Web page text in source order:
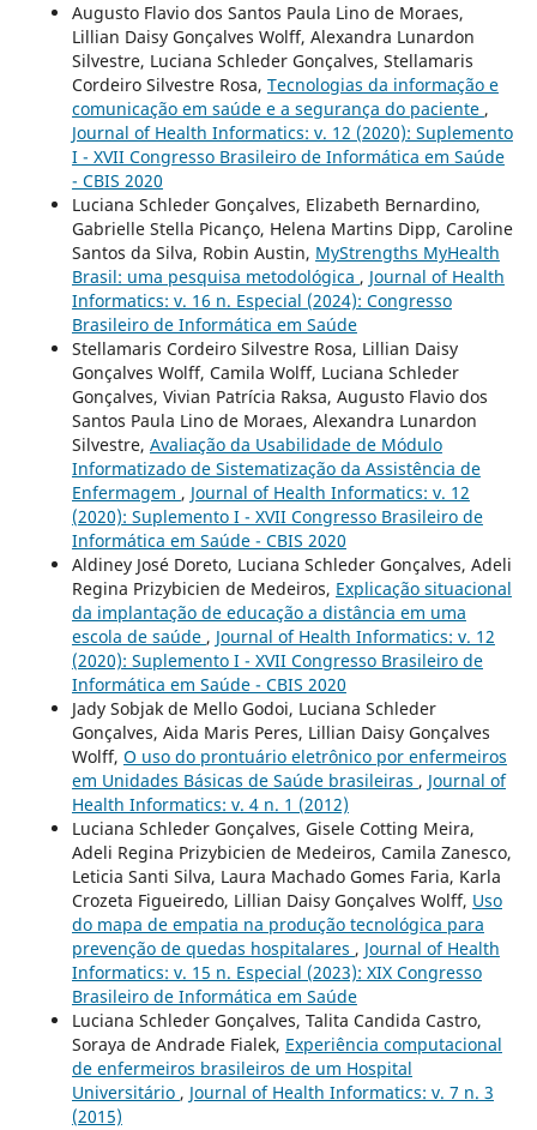
Augusto Flavio dos Santos Paula Lino de Moraes,
Lillian Daisy Gonçalves Wolff, Alexandra Lunardon
Silvestre, Luciana Schleder Gonçalves, Stellamaris
Cordeiro Silvestre Rosa, Tecnologias da informação e
comunicação em saúde e a segurança do paciente ,
Journal of Health Informatics: v. 12 (2020): Suplemento
I - XVII Congresso Brasileiro de Informática em Saúde
- CBIS 2020
Luciana Schleder Gonçalves, Elizabeth Bernardino,
Gabrielle Stella Picanço, Helena Martins Dipp, Caroline
Santos da Silva, Robin Austin, MyStrengths MyHealth
Brasil: uma pesquisa metodológica , Journal of Health
Informatics: v. 16 n. Especial (2024): Congresso
Brasileiro de Informática em Saúde
Stellamaris Cordeiro Silvestre Rosa, Lillian Daisy
Gonçalves Wolff, Camila Wolff, Luciana Schleder
Gonçalves, Vivian Patrícia Raksa, Augusto Flavio dos
Santos Paula Lino de Moraes, Alexandra Lunardon
Silvestre, Avaliação da Usabilidade de Módulo
Informatizado de Sistematização da Assistência de
Enfermagem , Journal of Health Informatics: v. 12
(2020): Suplemento I - XVII Congresso Brasileiro de
Informática em Saúde - CBIS 2020
Aldiney José Doreto, Luciana Schleder Gonçalves, Adeli
Regina Prizybicien de Medeiros, Explicação situacional
da implantação de educação a distância em uma
escola de saúde , Journal of Health Informatics: v. 12
(2020): Suplemento I - XVII Congresso Brasileiro de
Informática em Saúde - CBIS 2020
Jady Sobjak de Mello Godoi, Luciana Schleder
Gonçalves, Aida Maris Peres, Lillian Daisy Gonçalves
Wolff, O uso do prontuário eletrônico por enfermeiros
em Unidades Básicas de Saúde brasileiras , Journal of
Health Informatics: v. 4 n. 1 (2012)
Luciana Schleder Gonçalves, Gisele Cotting Meira,
Adeli Regina Prizybicien de Medeiros, Camila Zanesco,
Leticia Santi Silva, Laura Machado Gomes Faria, Karla
Crozeta Figueiredo, Lillian Daisy Gonçalves Wolff, Uso
do mapa de empatia na produção tecnológica para
prevenção de quedas hospitalares , Journal of Health
Informatics: v. 15 n. Especial (2023): XIX Congresso
Brasileiro de Informática em Saúde
Luciana Schleder Gonçalves, Talita Candida Castro,
Soraya de Andrade Fialek, Experiência computacional
de enfermeiros brasileiros de um Hospital
Universitário , Journal of Health Informatics: v. 7 n. 3
(2015)